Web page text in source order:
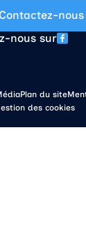
Contactez-nous
nous sur
Plan du site
des cookies